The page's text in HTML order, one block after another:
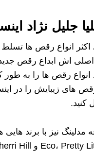
جلیل نژاد
اکثر انواع رقص ها تسلط
اش ابداع رقص
انواع رقص ها را به
های زیبایش را در
کنید.